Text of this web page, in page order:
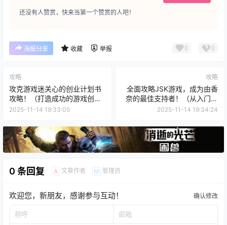
还没有人赞赏，快来当第一个赞赏的人吧！
海报分享 收藏 举报 0 0
攻略
攻克游戏迷关心的创业计划书
攻略！（打造成功的游戏创业
之路，把握关键要素！）
2025-11-14 19:33:05
攻略
全面攻略JSK游戏，成为由香
奈的最佳支持者！（从入门到
精通，教你玩转JSK游戏的攻
2025-11-14 19:34:24
0 条回复 A 文章作者 M 管理员
欢迎您，新朋友，感谢参与互动！ 确认修改